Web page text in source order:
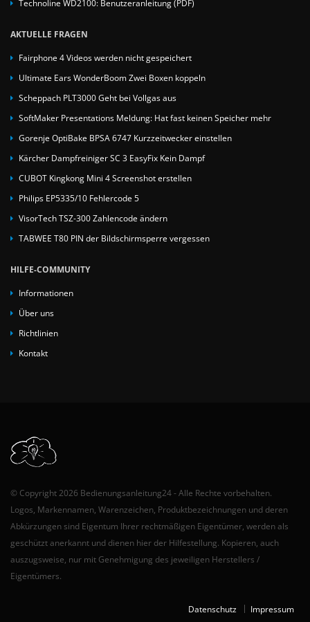
Technoline WD2100: Benutzeranleitung (PDF)
AKTUELLE FRAGEN
Fairphone 4 Videos werden nicht gespeichert
Ultimate Ears WonderBoom Zwei Boxen koppeln
Scheppach PLT3000 Geht bei Vollgas aus
SoftMaker Presentations Meldung: Hat fast keinen Speicher mehr
Gorenje OptiBake BPSA 6747 Kurzzeitwecker einstellen
Kärcher Dampfreiniger SC 3 EasyFix Kein Dampf
CUBOT Kingkong Mini 4 Screenshot erstellen
Philips EP5335/10 Fehlercode 5
VisorTech TSZ-300 Zahlencode ändern
TABWEE T80 PIN der Bildschirmsperre vergessen
HILFE-COMMUNITY
Informationen
Über uns
Richtlinien
Kontakt
© Copyright 2026 Bedienungsanleitung24 - Alle Rechte vorbehalten.
Logos, Markennamen, Warenzeichen, Produktbezeichnungen und deren
Abkürzungen sind Eigentum Ihrer rechtmäßigen Eigentümer, werden als
geschützt anerkannt und dienen hier der Hilfestellung. Kopieren, auch
auszugsweise, nur mit Genehmigung des jeweiligen Herstellers /
Eigentümers.
Datenschutz Impressum